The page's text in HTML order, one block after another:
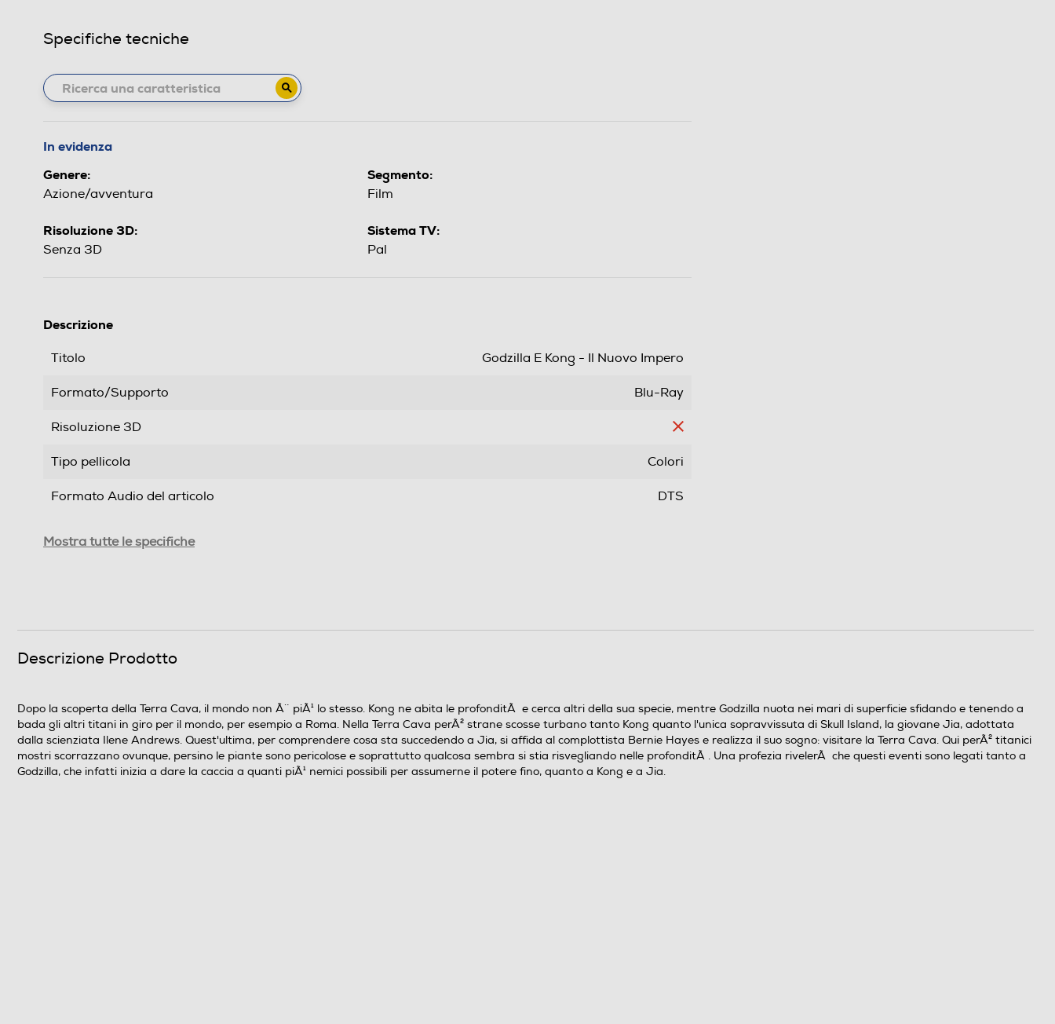
Specifiche tecniche
In evidenza
Genere:
Azione/avventura
Segmento:
Film
Risoluzione 3D:
Senza 3D
Sistema TV:
Pal
Descrizione
Titolo Godzilla E Kong - Il Nuovo Impero
Formato/Supporto Blu-Ray
Risoluzione 3D
Tipo pellicola Colori
Formato Audio del articolo DTS
Sistema TV Pal
Durata in minuti del film 115
N° di supporti contenuti nell'articolo 1
Anno produzione del film 2024
Mostra tutte le specifiche
Descrizione Prodotto
Dopo la scoperta della Terra Cava, il mondo non Ã¨ piÃ¹ lo stesso. Kong ne abita le profonditÃ e cerca altri della sua specie, mentre Godzilla nuota nei mari di superficie sfidando e tenendo a
bada gli altri titani in giro per il mondo, per esempio a Roma. Nella Terra Cava perÃ² strane scosse turbano tanto Kong quanto l'unica sopravvissuta di Skull Island, la giovane Jia, adottata
dalla scienziata Ilene Andrews. Quest'ultima, per comprendere cosa sta succedendo a Jia, si affida al complottista Bernie Hayes e realizza il suo sogno: visitare la Terra Cava. Qui perÃ² titanici
mostri scorrazzano ovunque, persino le piante sono pericolose e soprattutto qualcosa sembra si stia risvegliando nelle profonditÃ . Una profezia rivelerÃ che questi eventi sono legati tanto a
Godzilla, che infatti inizia a dare la caccia a quanti piÃ¹ nemici possibili per assumerne il potere fino, quanto a Kong e a Jia.